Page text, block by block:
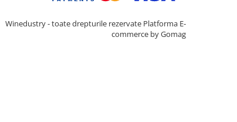
Winedustry - toate drepturile rezervate Platforma E-
commerce by Gomag